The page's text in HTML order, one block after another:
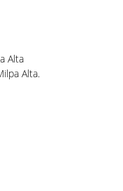
Alta
Alta.